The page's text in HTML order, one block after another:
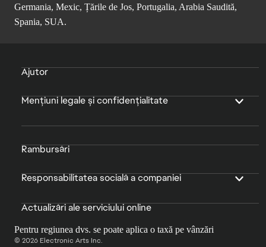
Germania, Mexic, Țările de Jos, Portugalia, Arabia Saudită,
Spania, SUA.
Ajutor
Mențiuni legale și confidențialitate
Rambursări
Responsabilitatea socială a companiei
Actualizări ale serviciului online
Pentru regiunea dvs. se poate aplica o taxă pe vânzări
© 2026 Electronic Arts Inc.